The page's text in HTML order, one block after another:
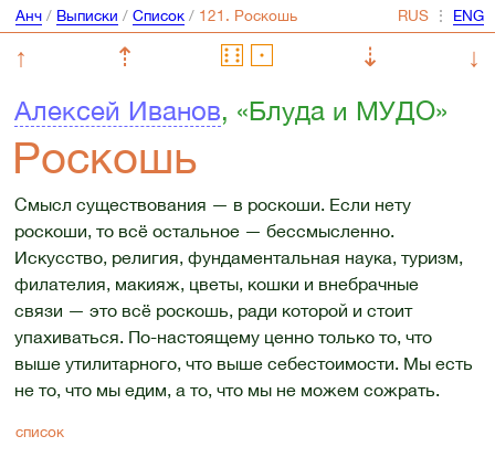
Анч/ Выписки / Список/ ⋮
↑ ⇡ ⇣
↓
Алексей Иванов, «Блуда и МУДО»
Роскошь
Смысл существования — в роскоши. Если нету
роскоши, то всё остальное — бессмысленно.
Искусство, религия, фундаментальная наука, туризм,
филателия, макияж, цветы, кошки и внебрачные
связи — это всё роскошь, ради которой и стоит
упахиваться. По-настоящему ценно только то, что
выше утилитарного, что выше себестоимости. Мы есть
не то, что мы едим, а то, что мы не можем сожрать.
список